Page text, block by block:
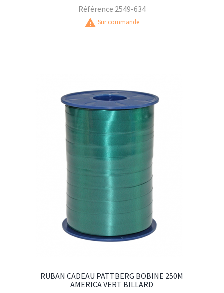
Référence 2549-634
warning Sur commande
RUBAN CADEAU PATTBERG BOBINE 250M
AMERICA VERT BILLARD